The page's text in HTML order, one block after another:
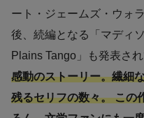
ート・ジェームズ・ウォ
後、続編となる「マディ
Plains Tango」も発表され
感動のストーリー。繊細
残るセリフの数々。 この